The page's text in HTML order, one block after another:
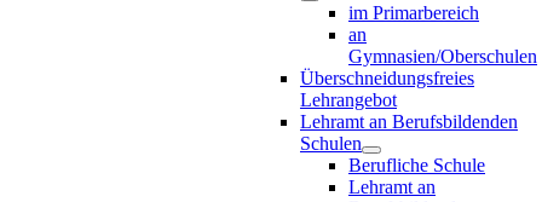
im Primarbereich
an
Gymnasien/Oberschulen
Überschneidungsfreies
Lehrangebot
Lehramt an Berufsbildenden
Schulen
Berufliche Schule
Lehramt an